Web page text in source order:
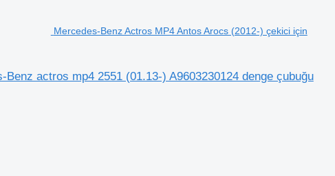
Mercedes-Benz Actros MP4 Antos Arocs (2012-) çekici için
actros mp4 2551 (01.13-) A9603230124 denge çubuğu